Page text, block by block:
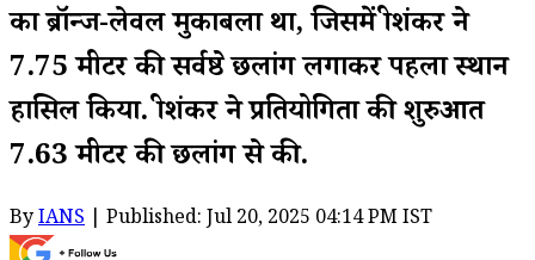
का ब्रॉन्ज-लेवल मुकाबला था, जिसमें श्रीशंकर ने
7.75 मीटर की सर्वश्रेष्ठ छलांग लगाकर पहला स्थान
हासिल किया. श्रीशंकर ने प्रतियोगिता की शुरुआत
7.63 मीटर की छलांग से की.
ByIANS | Published: Jul 20, 2025 04:14 PM IST